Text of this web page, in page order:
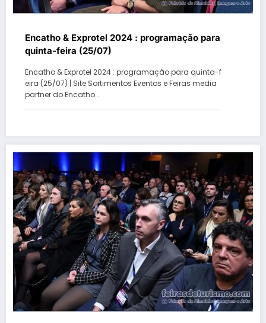
Encatho & Exprotel 2024 : programação para
quinta-feira (25/07)
Encatho & Exprotel 2024 : programação para quinta-f
eira (25/07) | Site Sortimentos Eventos e Feiras media
partner do Encatho…